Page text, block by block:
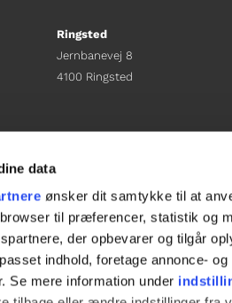
data
ønsker dit samtykke til at
til præferencer, statistik og
der opbevarer og tilgår
indhold, foretage annonce-
Se mere information under
Ringsted
Jernbanevej 8
4100 Ringsted
sacha.lw@gladfonden.dk
 